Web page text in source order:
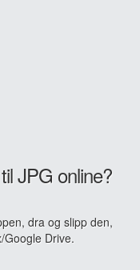
JPG online?
dra og slipp den,
Drive.